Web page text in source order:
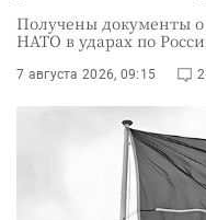
Получены документы
НАТО в ударах по
7 августа 2026, 09:15